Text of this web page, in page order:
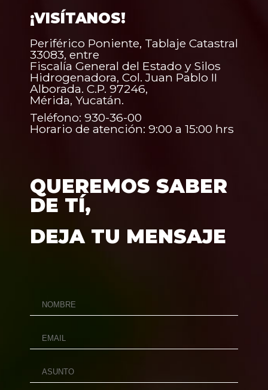
¡VISÍTANOS!
Periférico Poniente, Tablaje Catastral
33083, entre
Fiscalía General del Estado y Silos
Hidrogenadora, Col. Juan Pablo II
Alborada. C.P. 97246,
Mérida, Yucatán.
Teléfono: 930-36-00
Horario de atención: 9:00 a 15:00 hrs
QUEREMOS SABER
DE TÍ,
DEJA TU MENSAJE